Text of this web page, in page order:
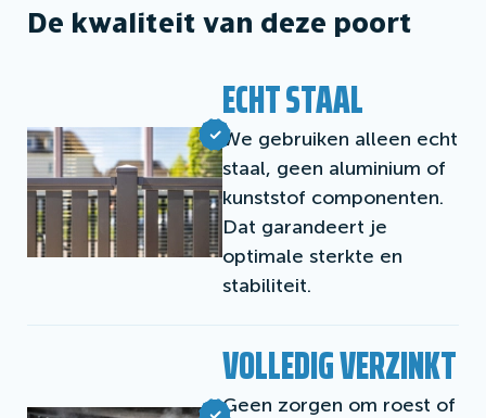
De kwaliteit van deze poort
ECHT STAAL
We gebruiken alleen echt
staal, geen aluminium of
kunststof componenten.
Dat garandeert je
optimale sterkte en
stabiliteit.
VOLLEDIG VERZINKT
Geen zorgen om roest of